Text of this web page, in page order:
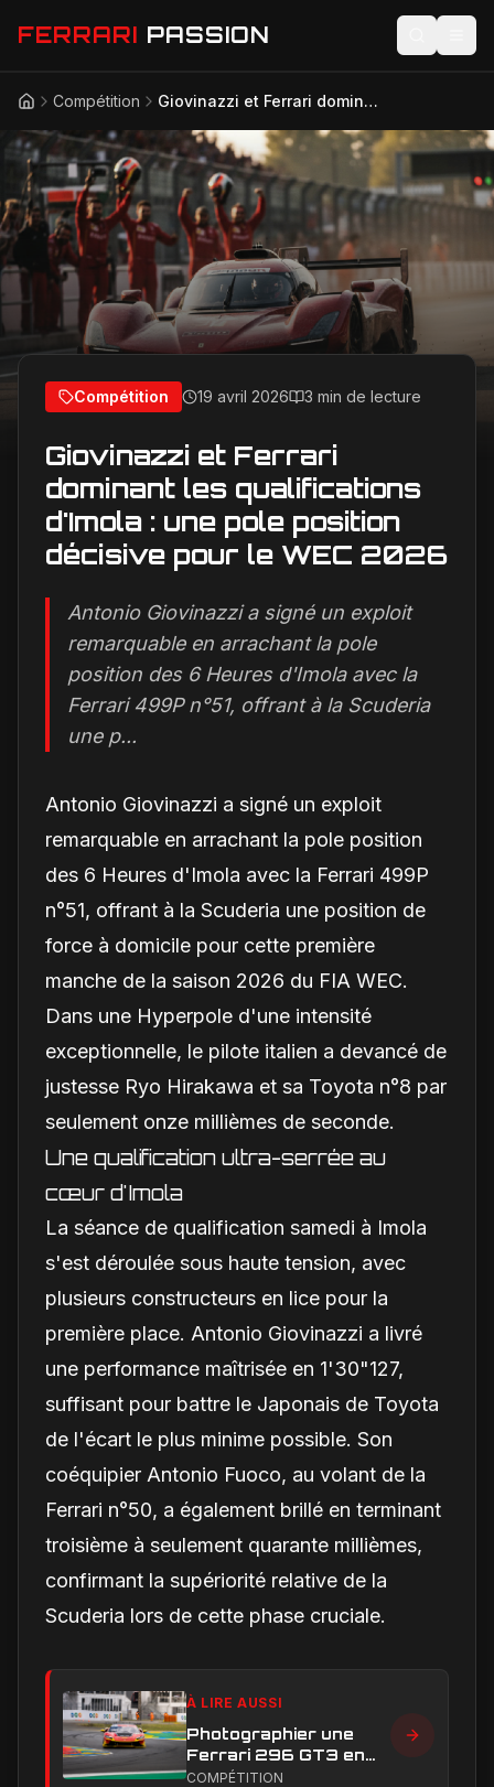
FERRARI PASSION
Actualités
Modèles
Compétition
Technologie
Lifestyle
AccueilCompétition Giovinazzi et Ferrari dominant les qualifications d'Imola : une pole position décisive pour le WEC 2026
Compétition 19 avril 2026 3 min de lecture
Giovinazzi et Ferrari
dominant les qualifications
d'Imola : une pole position
décisive pour le WEC 2026
Antonio Giovinazzi a signé un exploit
remarquable en arrachant la pole
position des 6 Heures d'Imola avec la
Ferrari 499P n°51, offrant à la Scuderia
une p...
Antonio Giovinazzi a signé un exploit
remarquable en arrachant la pole position
des 6 Heures d'Imola avec la Ferrari 499P
n°51, offrant à la Scuderia une position de
force à domicile pour cette première
manche de la saison 2026 du FIA WEC.
Dans une Hyperpole d'une intensité
exceptionnelle, le pilote italien a devancé de
justesse Ryo Hirakawa et sa Toyota n°8 par
seulement onze millièmes de seconde.
Une qualification ultra-serrée au
cœur d'Imola
La séance de qualification samedi à Imola
s'est déroulée sous haute tension, avec
plusieurs constructeurs en lice pour la
première place. Antonio Giovinazzi a livré
une performance maîtrisée en 1'30"127,
suffisant pour battre le Japonais de Toyota
de l'écart le plus minime possible. Son
coéquipier Antonio Fuoco, au volant de la
Ferrari n°50, a également brillé en terminant
troisième à seulement quarante millièmes,
confirmant la supériorité relative de la
Scuderia lors de cette phase cruciale.
À LIRE AUSSI
Photographier une
Ferrari 296 GT3 en
action : construire une
COMPÉTITION